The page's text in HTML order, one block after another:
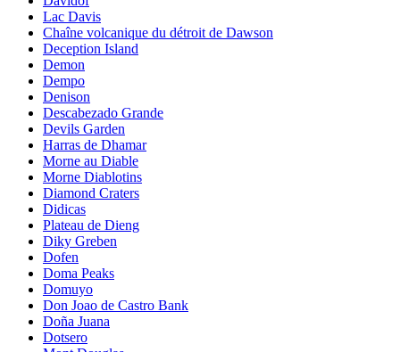
Lac Davis
Chaîne volcanique du détroit de Dawson
Deception Island
Demon
Dempo
Denison
Descabezado Grande
Devils Garden
Harras de Dhamar
Morne au Diable
Morne Diablotins
Diamond Craters
Didicas
Plateau de Dieng
Diky Greben
Dofen
Doma Peaks
Domuyo
Don Joao de Castro Bank
Doña Juana
Dotsero